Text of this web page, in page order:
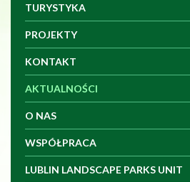
TURYSTYKA
PROJEKTY
KONTAKT
AKTUALNOŚCI
O NAS
WSPÓŁPRACA
LUBLIN LANDSCAPE PARKS UNIT